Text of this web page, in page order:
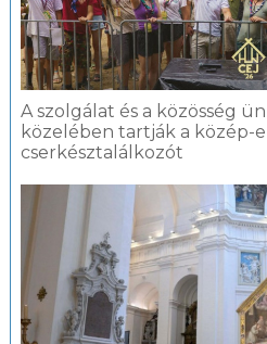
A szolgálat és a közösség
közelében tartják a közép-
cserkésztalálkozót